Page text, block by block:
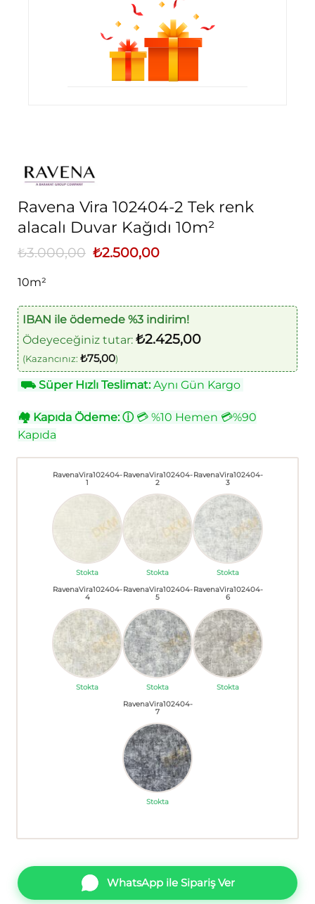
Ravena Vira 102404-2 Tek renk
alacalı Duvar Kağıdı 10m²
₺3.000,00 Orijinal
fiyat:
₺2.500,00Şu
10m²
IBAN ile ödemede %3 indirim!
Ödeyeceğiniz tutar: ₺2.425,00
(Kazancınız: ₺75,00)
⛟Süper Hızlı Teslimat:Aynı Gün Kargo
🏘 Kapıda Ödeme: ⓘ💳 %10 Hemen 💳%90
Kapıda
RavenaVira102404-
1
Stokta
RavenaVira102404-
2
Stokta
RavenaVira102404-
3
Stokta
RavenaVira102404-
4
Stokta
RavenaVira102404-
5
Stokta
RavenaVira102404-
6
Stokta
RavenaVira102404-
7
Stokta
WhatsApp ile Sipariş Ver